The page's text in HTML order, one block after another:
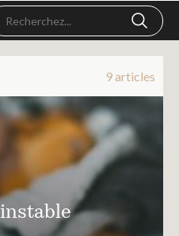
9 articles